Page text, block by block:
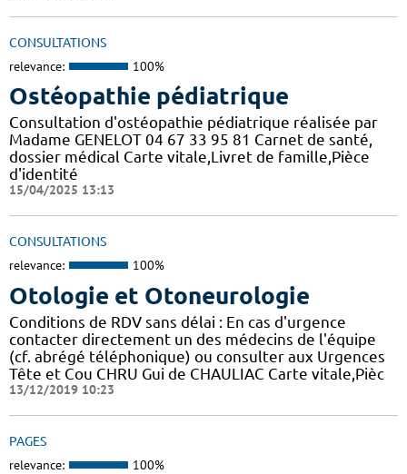
CONSULTATIONS
relevance: 100%
Ostéopathie pédiatrique
Consultation d'ostéopathie pédiatrique réalisée par
Madame GENELOT 04 67 33 95 81 Carnet de santé,
dossier médical Carte vitale,Livret de famille,Pièce
d'identité
15/04/2025 13:13
CONSULTATIONS
relevance: 100%
Otologie et Otoneurologie
Conditions de RDV sans délai : En cas d'urgence
contacter directement un des médecins de l'équipe
(cf. abrégé téléphonique) ou consulter aux Urgences
Tête et Cou CHRU Gui de CHAULIAC Carte vitale,Pièc
13/12/2019 10:23
PAGES
relevance: 100%